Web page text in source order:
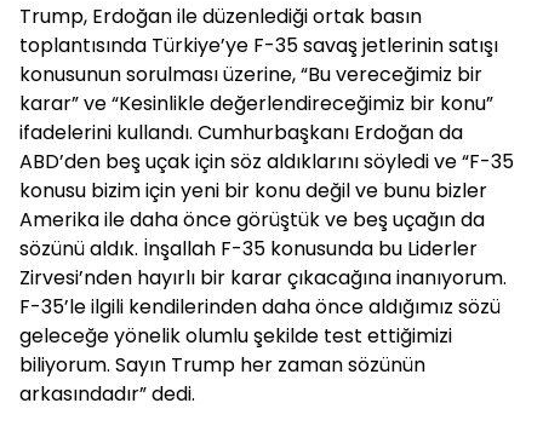
Trump, Erdoğan ile düzenlediği ortak basın
toplantısında Türkiye’ye F-35 savaş jetlerinin satışı
konusunun sorulması üzerine, “Bu vereceğimiz bir
karar” ve “Kesinlikle değerlendireceğimiz bir konu”
ifadelerini kullandı. Cumhurbaşkanı Erdoğan da
ABD’den beş uçak için söz aldıklarını söyledi ve “F-35
konusu bizim için yeni bir konu değil ve bunu bizler
Amerika ile daha önce görüştük ve beş uçağın da
sözünü aldık. İnşallah F-35 konusunda bu Liderler
Zirvesi’nden hayırlı bir karar çıkacağına inanıyorum.
F-35’le ilgili kendilerinden daha önce aldığımız sözü
geleceğe yönelik olumlu şekilde test ettiğimizi
biliyorum. Sayın Trump her zaman sözünün
arkasındadır” dedi.